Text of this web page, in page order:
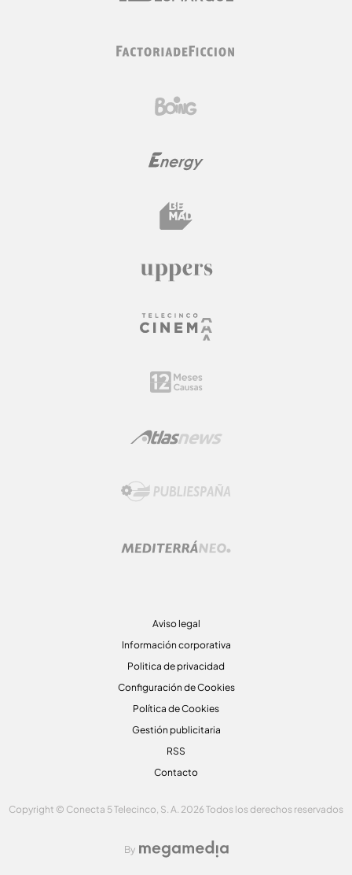
Aviso legal
Información corporativa
Politica de privacidad
Configuración de Cookies
Política de Cookies
Gestión publicitaria
RSS
Contacto
Copyright © Conecta 5 Telecinco, S. A. 2026 Todos los derechos reservados
By